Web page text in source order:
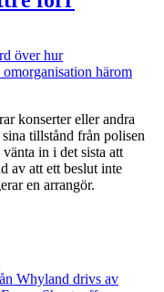
konserter eller andra
tillstånd från polisen
in i det sista att
av att ett beslut inte
en arrangör.